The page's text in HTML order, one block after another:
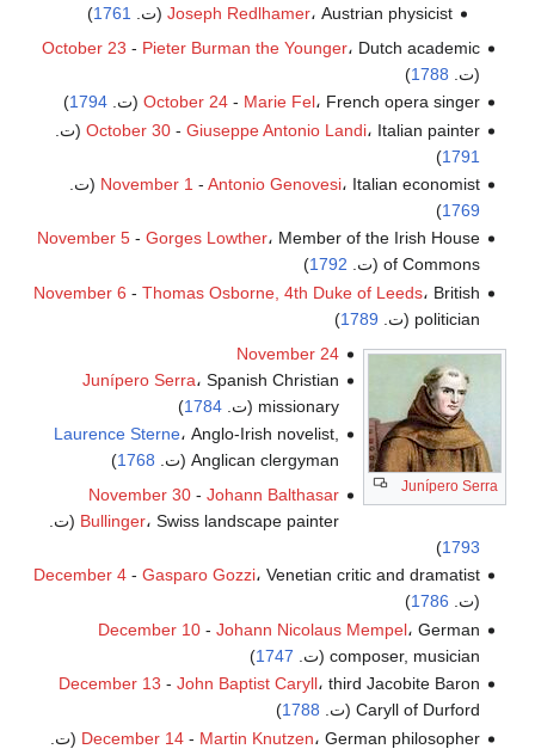
Joseph Redlhamer، Austrian physicist (ت. 1761
)
October 23 - Pieter Burman the Younger، Dutch academic
(ت. 1788
)
October 24- Marie Fel، French opera singer (ت. 1794
)
October 30- Giuseppe Antonio Landi، Italian painter (ت.
1791
)
November 1 - Antonio Genovesi، Italian economist (ت.
1769
)
November 5- Gorges Lowther، Member of the Irish House
of Commons (ت.
1792
)
November 6 - Thomas Osborne, 4th Duke of Leeds، British
politician (ت.
1789
)
Junípero Serra
November 24
Junípero Serra، Spanish Christian
missionary (ت.
1784
)
Laurence Sterne، Anglo-Irish novelist,
Anglican clergyman (ت.
1768
)
November 30 -Johann Balthasar
Bullinger، Swiss landscape painter (ت.
1793
)
December 4- Gasparo Gozzi، Venetian critic and dramatist
(ت. 1786
)
December 10- Johann Nicolaus Mempel، German
composer, musician (ت.
1747
)
December 13 - John Baptist Caryll، third Jacobite Baron
Caryll of Durford (ت.
1788
)
December 14- Martin Knutzen، German philosopher (ت.